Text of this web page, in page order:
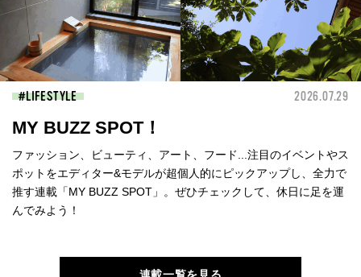
LIFESTYLE 2026.07.29
MY BUZZ SPOT！
ファッション、ビューティ、アート、フード...注目のイベントやス
ポットをエディター&モデルが超個人的にピックアップし、全力で
推す連載「MY BUZZ SPOT」。ぜひチェックして、休日に足を運
んでみよう！